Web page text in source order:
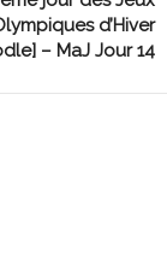
d’Hiver
– MaJ Jour 14